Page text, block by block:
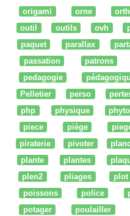
origami
orne
outil
outils ovh
paquet
parallax
passation
patrons
pedagogie
Pelletier
perso
php
physique
piece
piège
piraterie
pivoter
plante
plantes
plen2
pliages plot
poissons
police
potager
poulailler